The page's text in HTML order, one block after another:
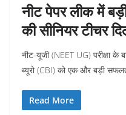
नीट पेपर लीक में
की सीनियर टीचर
नीट-यूजी (NEET UG) परीक्षा के
ब्यूरो (CBI) को एक और बड़ी
Read More